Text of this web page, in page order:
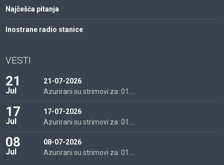
Najčešća pitanja
Inostrane radio stanice
VESTI
21
Jul
21-07-2026
Azurirani su strimovi za: 01....
17
Jul
17-07-2026
Azurirani su strimovi za: 01....
08
Jul
08-07-2026
Azurirani su strimovi za: 01....